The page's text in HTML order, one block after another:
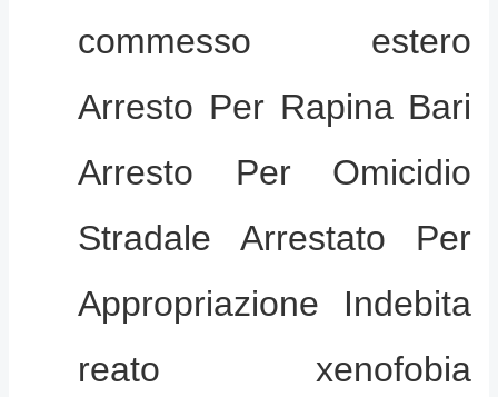
commesso estero
Arresto Per Rapina Bari
Arresto Per Omicidio
Stradale Arrestato Per
Appropriazione Indebita
reato xenofobia